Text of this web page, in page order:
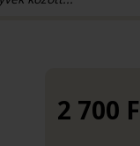
2 700